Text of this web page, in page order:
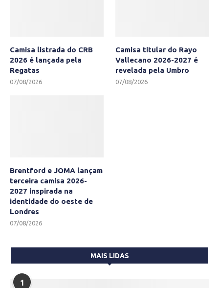
Camisa listrada do CRB
2026 é lançada pela
Regatas
07/08/2026
Camisa titular do Rayo
Vallecano 2026-2027 é
revelada pela Umbro
07/08/2026
Brentford e JOMA lançam
terceira camisa 2026-
2027 inspirada na
identidade do oeste de
Londres
07/08/2026
MAIS LIDAS
1